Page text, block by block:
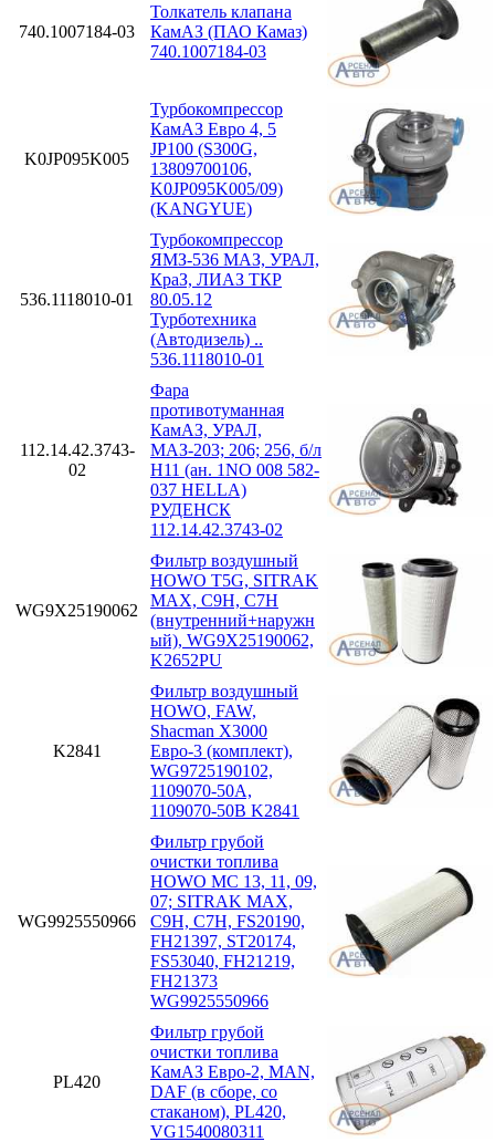
740.1007184-03
Толкатель клапана
КамАЗ (ПАО Камаз)
740.1007184-03
K0JP095K005
Турбокомпрессор
КамАЗ Евро 4, 5
JP100 (S300G,
13809700106,
K0JP095K005/09)
(KANGYUE)
536.1118010-01
Турбокомпрессор
ЯМЗ-536 МАЗ, УРАЛ,
КраЗ, ЛИАЗ ТКР
80.05.12
Турботехника
(Автодизель) ..
536.1118010-01
112.14.42.3743-
02
Фара
противотуманная
КамАЗ, УРАЛ,
МАЗ-203; 206; 256, б/л
H11 (ан. 1NO 008 582-
037 HELLA)
РУДЕНСК
112.14.42.3743-02
WG9X25190062
Фильтр воздушный
HOWO T5G, SITRAK
MAX, C9H, C7H
(внутренний+наружн
ый), WG9X25190062,
K2652PU
K2841
Фильтр воздушный
HOWO, FAW,
Shacman X3000
Евро-3 (комплект),
WG9725190102,
1109070-50A,
1109070-50B K2841
WG9925550966
Фильтр грубой
очистки топлива
HOWO MC 13, 11, 09,
07; SITRAK MAX,
C9H, C7H, FS20190,
FH21397, ST20174,
FS53040, FH21219,
FH21373
WG9925550966
PL420
Фильтр грубой
очистки топлива
КамАЗ Евро-2, MAN,
DAF (в сборе, со
стаканом), PL420,
VG1540080311